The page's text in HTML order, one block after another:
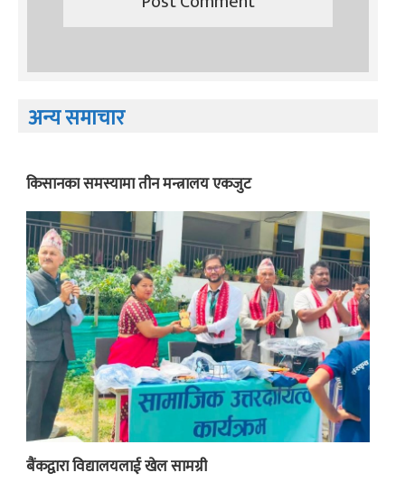
अन्य समाचार
किसानका समस्यामा तीन मन्त्रालय एकजुट
बैंकद्वारा विद्यालयलाई खेल सामग्री